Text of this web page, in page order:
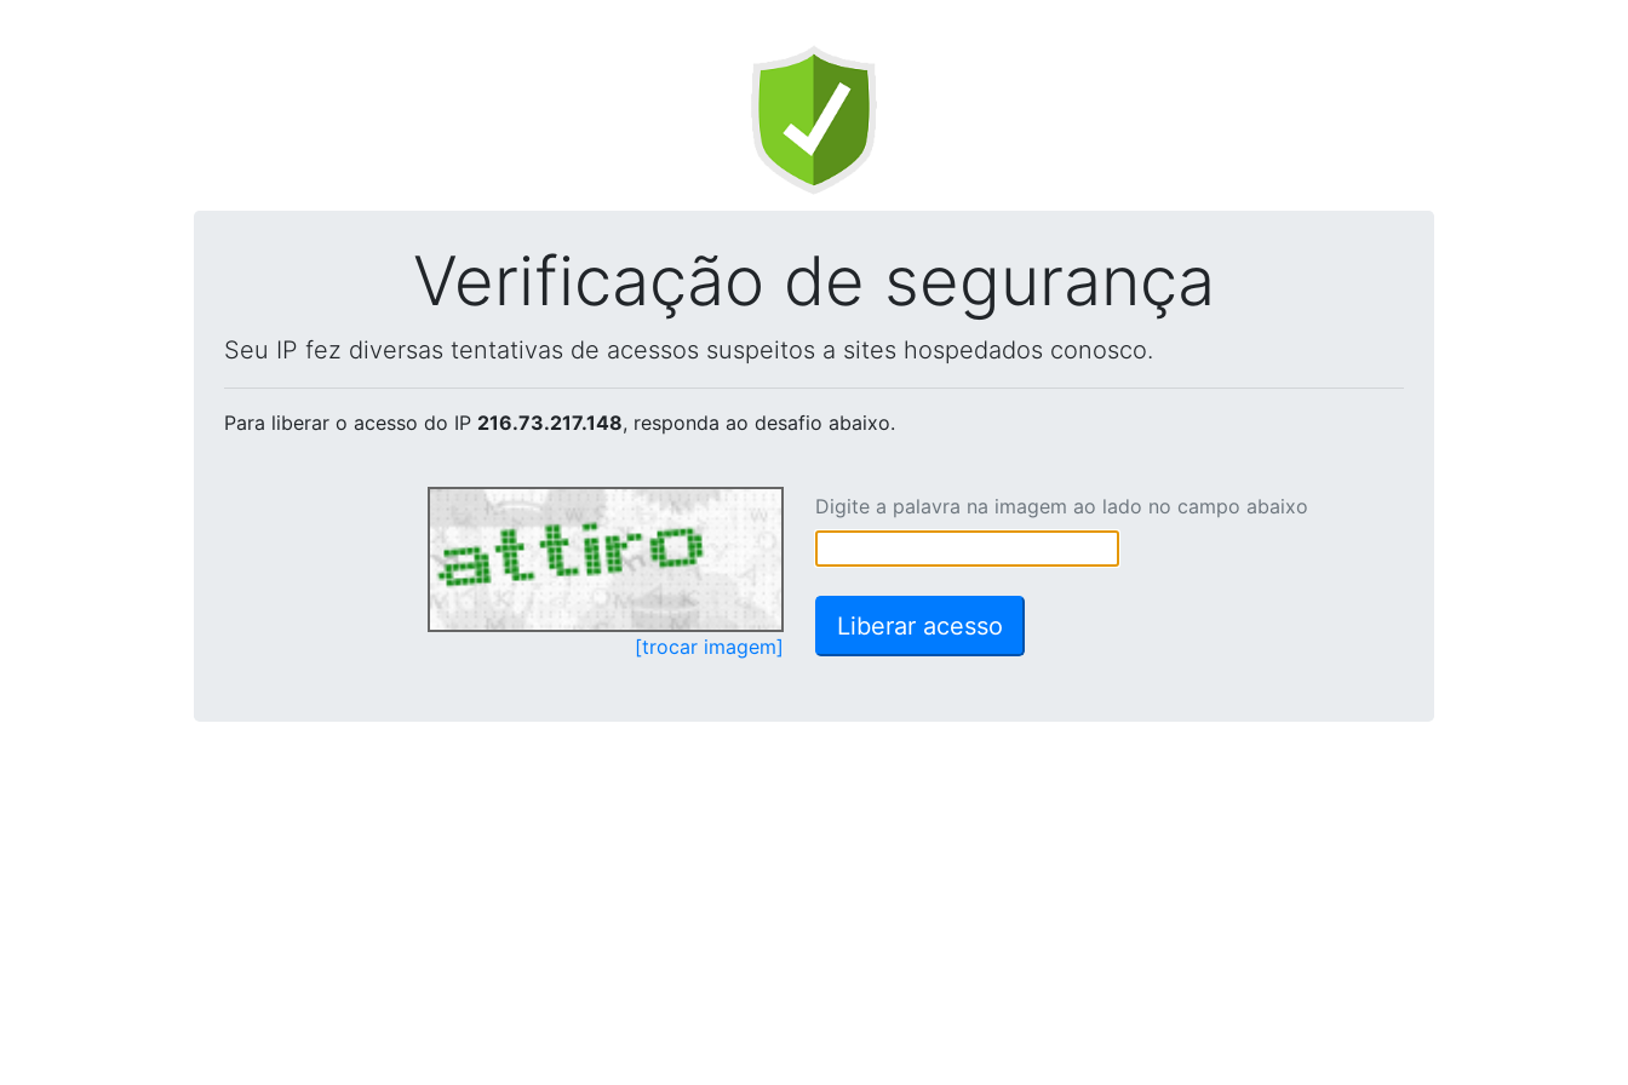
Verificação de segurança
Seu IP fez diversas tentativas de acessos suspeitos a sites hospedados conosco.
Para liberar o acesso do IP 216.73.217.148, responda ao desafio abaixo.
[trocar imagem]
Digite a palavra na imagem ao lado no campo abaixo